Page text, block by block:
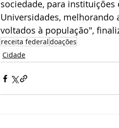
sociedade, para
Universidades, melhorando
voltados à população",
receita federaldoações
Cidade